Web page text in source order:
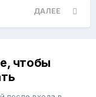
ДАЛЕЕ
чтобы